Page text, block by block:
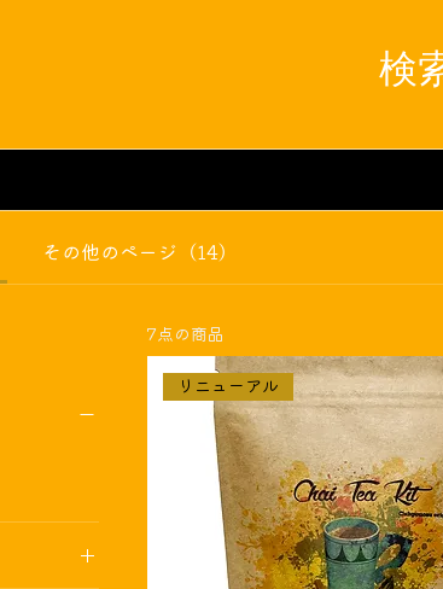
検
その他のページ（14）
7点の商品
リニューアル